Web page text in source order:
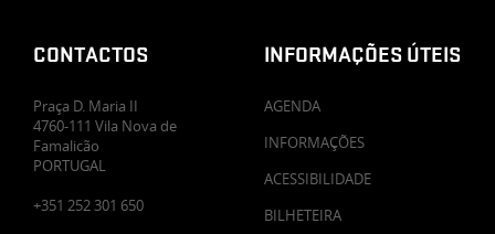
CONTACTOS
Praça D. Maria II
4760-111 Vila Nova de
Famalicão
PORTUGAL
+351 252 301 650
INFORMAÇÕES ÚTEIS
AGENDA
INFORMAÇÕES
ACESSIBILIDADE
BILHETEIRA